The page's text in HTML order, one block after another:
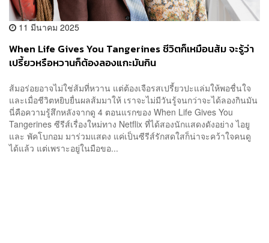
11 มีนาคม 2025
When Life Gives You Tangerines ชีวิตก็เหมือนส้ม จะรู้ว่า
เปรี้ยวหรือหวานก็ต้องลองแกะมันกิน
ส้มอร่อยอาจไม่ใช่ส้มที่หวาน แต่ต้องเจือรสเปรี้ยวปะแล่มให้พอชื่นใจ
และเมื่อชีวิตหยิบยื่นผลส้มมาให้ เราจะไม่มีวันรู้จนกว่าจะได้ลองกินมัน
นี่คือความรู้สึกหลังจากดู 4 ตอนแรกของ When Life Gives You
Tangerines ซีรีส์เรื่องใหม่ทาง Netflix ที่ได้สองนักแสดงดังอย่าง ไอยู
และ พัคโบกอม มาร่วมแสดง แค่เป็นซีรีส์รักสดใสก็น่าจะคว้าใจคนดู
ได้แล้ว แต่เพราะอยู่ในมือขอ...